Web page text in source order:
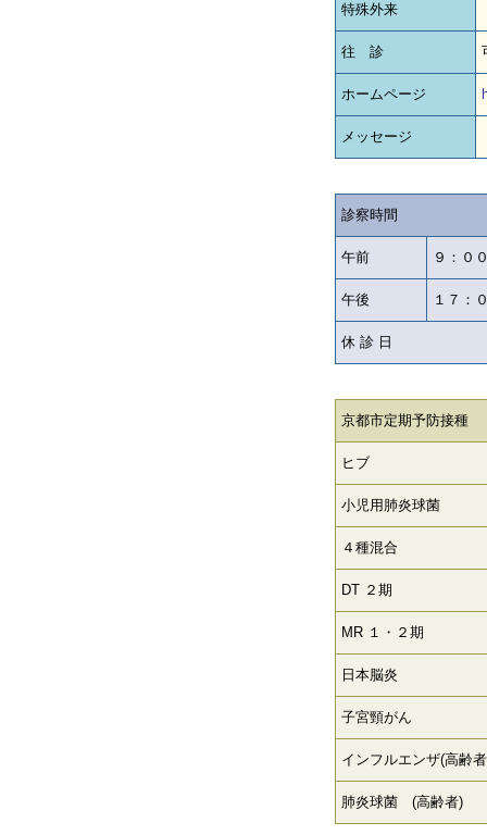
特殊外来
往 診
ホームページ
メッセージ
診察時間
午前 ９：０
午後 １７：
休 診 日
京都市定期予防接種
ヒブ
小児用肺炎球菌
４種混合
DT ２期
MR １・２期
日本脳炎
子宮頸がん
インフルエンザ(高齢
肺炎球菌 (高齢者)